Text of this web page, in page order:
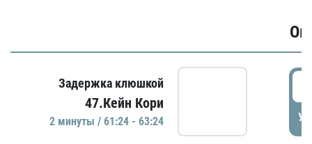
Задержка клюшкой
47.Кейн Кори
2 минуты / 61:24 - 63:24